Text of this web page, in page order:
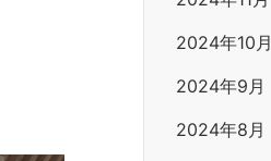
2024年10月
2024年9月
2024年8月